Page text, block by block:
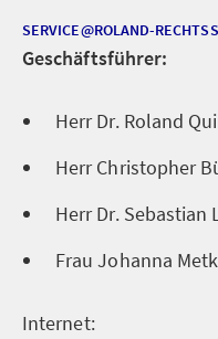
SERVICE@ROLAND-
Geschäftsführer:
Herr Dr. Roland
Herr Christopher
Herr Dr. Sebastian
Frau Johanna
Internet: